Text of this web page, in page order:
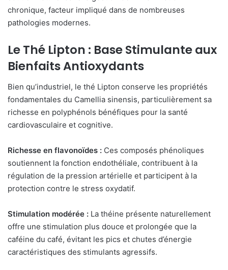
chronique, facteur impliqué dans de nombreuses
pathologies modernes.
Le Thé Lipton : Base Stimulante aux
Bienfaits Antioxydants
Bien qu’industriel, le thé Lipton conserve les propriétés
fondamentales du Camellia sinensis, particulièrement sa
richesse en polyphénols bénéfiques pour la santé
cardiovasculaire et cognitive.
Richesse en flavonoïdes : Ces composés phénoliques
soutiennent la fonction endothéliale, contribuent à la
régulation de la pression artérielle et participent à la
protection contre le stress oxydatif.
Stimulation modérée : La théine présente naturellement
offre une stimulation plus douce et prolongée que la
caféine du café, évitant les pics et chutes d’énergie
caractéristiques des stimulants agressifs.